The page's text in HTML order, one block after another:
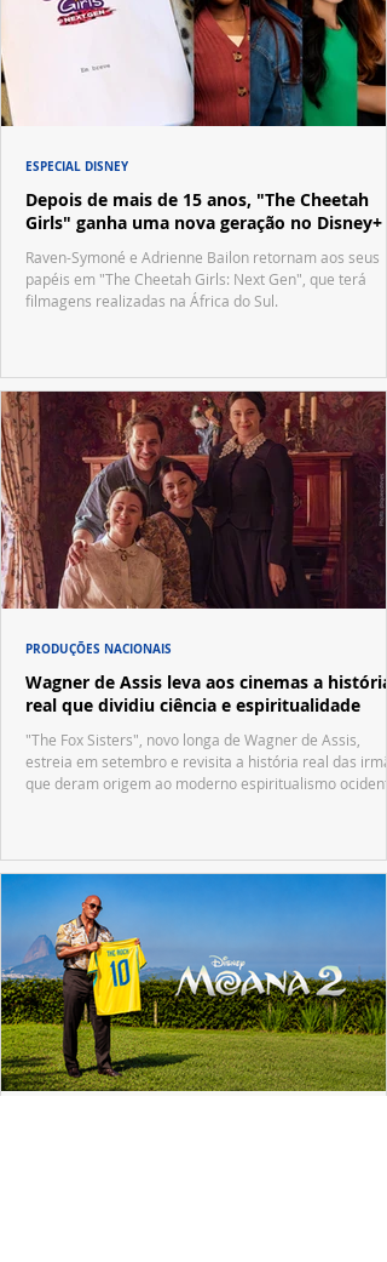
Depois de mais de 15 anos, "The Cheetah
Girls" ganha uma nova geração no Disney+
Raven-Symoné e Adrienne Bailon retornam aos seus
papéis em "The Cheetah Girls: Next Gen", que terá
filmagens realizadas na África do Sul.
ESPECIAL DISNEY
Wagner de Assis leva aos cinemas a história
real que dividiu ciência e espiritualidade
"The Fox Sisters", novo longa de Wagner de Assis,
estreia em setembro e revisita a história real das
que deram origem ao moderno espiritualismo
PRODUÇÕES NACIONAIS